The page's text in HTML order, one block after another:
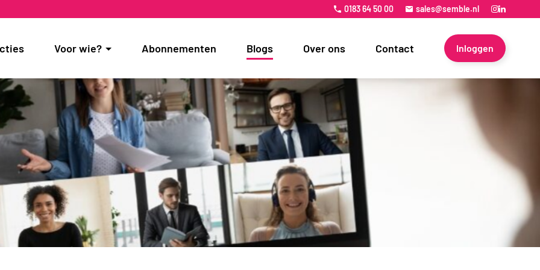
0183 64 50 00 sales@semble.nl
Voor wie? Abonnementen Blogs Over ons Contact Inloggen